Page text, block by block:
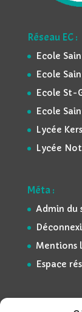
Réseau EC :
Ecole
Ecole
Ecole St-
Ecole
Lycée
Lycée
Méta :
Admin du
Mentions
Espace